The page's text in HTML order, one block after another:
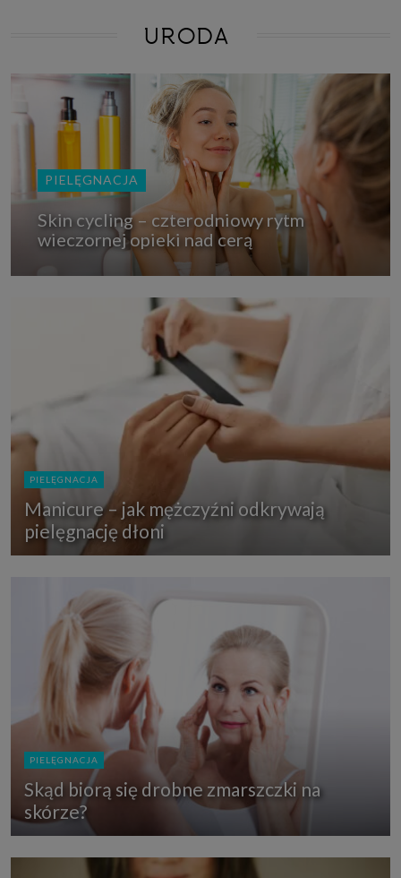
URODA
PIELĘGNACJA
Skin cycling – czterodniowy rytm
wieczornej opieki nad cerą
PIELĘGNACJA
Manicure – jak mężczyźni odkrywają
pielęgnację dłoni
PIELĘGNACJA
Skąd biorą się drobne zmarszczki na
skórze?